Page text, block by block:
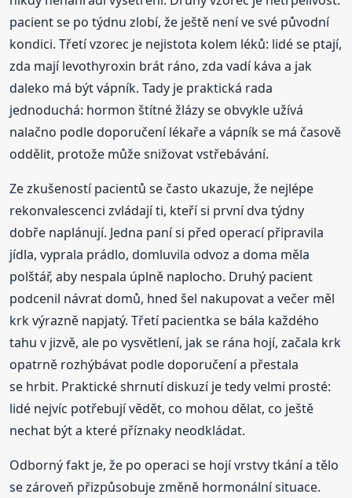
pacient se po týdnu zlobí, že ještě není ve své původní
kondici. Třetí vzorec je nejistota kolem léků: lidé se ptají,
zda mají levothyroxin brát ráno, zda vadí káva a jak
daleko má být vápník. Tady je praktická rada
jednoduchá: hormon štítné žlázy se obvykle užívá
nalačno podle doporučení lékaře a vápník se má časově
oddělit, protože může snižovat vstřebávání.
Ze zkušeností pacientů se často ukazuje, že nejlépe
rekonvalescenci zvládají ti, kteří si první dva týdny
dobře naplánují. Jedna paní si před operací připravila
jídla, vyprala prádlo, domluvila odvoz a doma měla
polštář, aby nespala úplně naplocho. Druhý pacient
podcenil návrat domů, hned šel nakupovat a večer měl
krk výrazně napjatý. Třetí pacientka se bála každého
tahu v jizvě, ale po vysvětlení, jak se rána hojí, začala krk
opatrně rozhýbávat podle doporučení a přestala
se hrbit. Praktické shrnutí diskuzí je tedy velmi prosté:
lidé nejvíc potřebují vědět, co mohou dělat, co ještě
nechat být a které příznaky neodkládat.
Odborný fakt je, že po operaci se hojí vrstvy tkání a tělo
se zároveň přizpůsobuje změně hormonální situace.